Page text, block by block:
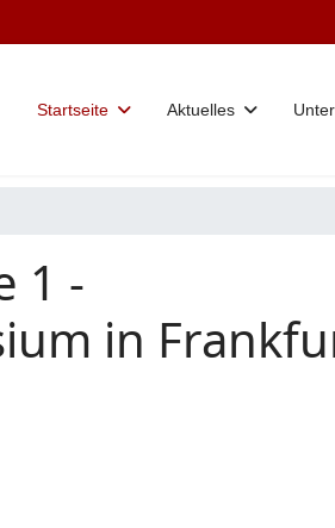
Startseite Aktuelles
1 -
in